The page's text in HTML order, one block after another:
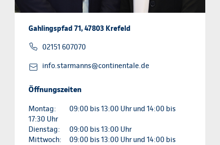
Gahlingspfad 71, 47803 Krefeld
02151 607070
info.starmanns@continentale.de
Öffnungszeiten
Montag:
09:00 bis 13:00 Uhr und 14:00 bis
17:30 Uhr
Dienstag:
09:00 bis 13:00 Uhr
Mittwoch:
09:00 bis 13:00 Uhr und 14:00 bis